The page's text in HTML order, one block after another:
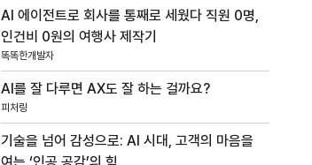
AI 에이전트로 회사를 통째로 세웠다 직원 0명,
인건비 0원의 여행사 제작기
똑똑한개발자
AI를 잘 다루면 AX도 잘 하는 걸까요?
피처링
기술을 넘어 감성으로: AI 시대, 고객의 마음을
여는 ‘인공 공감’의 힘